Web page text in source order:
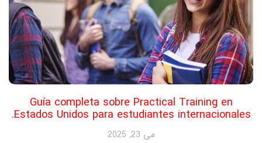
Guía completa sobre Practical Training en
Estados Unidos para estudiantes internacionales.
می 23, 2025